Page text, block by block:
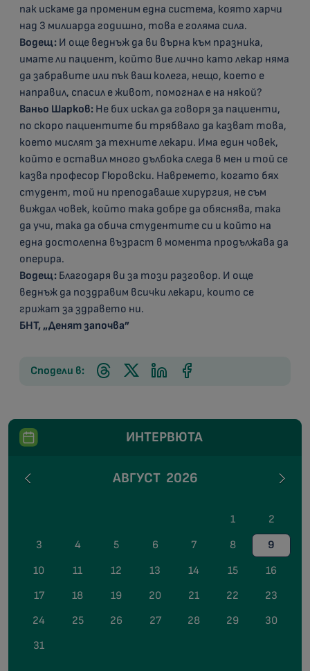
пак искаме да променим една система, която харчи
над 3 милиарда годишно, това е голяма сила.
Водещ: И още веднъж да ви върна към празника,
имате ли пациент, който вие лично като лекар няма
да забравите или пък ваш колега, нещо, което е
направил, спасил е живот, помогнал е на някой?
Ваньо Шарков: Не бих искал да говоря за пациенти,
по скоро пациентите би трябвало да казват това,
което мислят за техните лекари. Има един човек,
който е оставил много дълбока следа в мен и той се
казва професор Гюровски. Навремето, когато бях
студент, той ни преподаваше хирургия, не съм
виждал човек, който така добре да обяснява, така
да учи, така да обича студентите си и който на
една достолепна възраст в момента продължава да
оперира.
Водещ: Благодаря ви за този разговор. И още
веднъж да поздравим всички лекари, които се
грижат за здравето ни.
БНТ, „Денят започва”
Сподели в:
ИНТЕРВЮТА
АВГУСТ 2026
1
2
3
4 5 6 7 8
9
10
11 12 13 14 15
16
17
18 19 20 21 22
23
24
25 26 27 28 29
30
31